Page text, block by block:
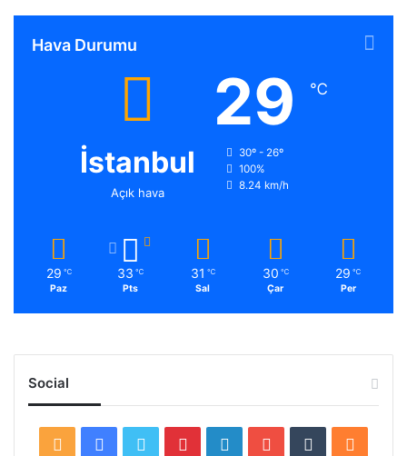
Hava Durumu
İstanbul
Açık hava
29 ℃
30º - 26º
100%
8.24 km/h
29 ℃
Paz
33 ℃
Pts
31 ℃
Sal
30 ℃
Çar
29 ℃
Per
Social
Facebook
Twitter PinterestLinkedInYouTubeTumblr